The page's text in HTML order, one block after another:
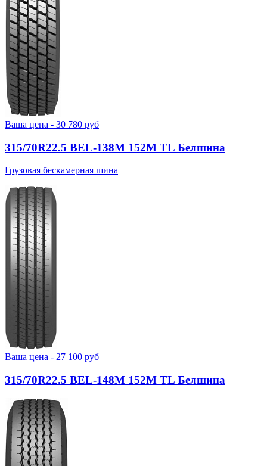
Ваша цена - 30 780 руб
315/70R22.5 BEL-138М 152M TL Белшина
Грузовая бескамерная шина
Ваша цена - 27 100 руб
315/70R22.5 BEL-148М 152M TL Белшина